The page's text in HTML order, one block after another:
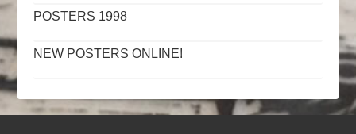
POSTERS 1998
NEW POSTERS ONLINE!